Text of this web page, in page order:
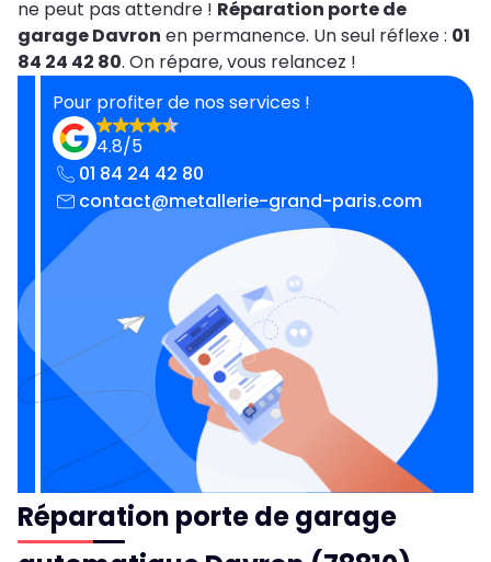
ne peut pas attendre ! Réparation porte de
garage Davron en permanence. Un seul réflexe : 01
84 24 42 80. On répare, vous relancez !
Pour profiter de nos services !
4.8/5
01 84 24 42 80
contact@metallerie-grand-paris.com
Réparation porte de garage